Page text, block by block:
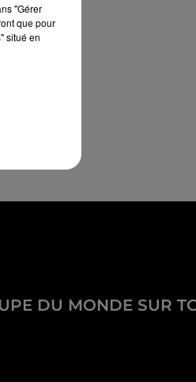
DU MONDE SUR
"Gérer
que pour
situé en